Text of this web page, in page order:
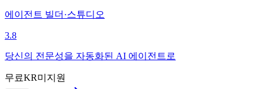
에이전트 빌더·스튜디오
3.8
당신의 전문성을 자동화된 AI 에이전트로
무료KR미지원